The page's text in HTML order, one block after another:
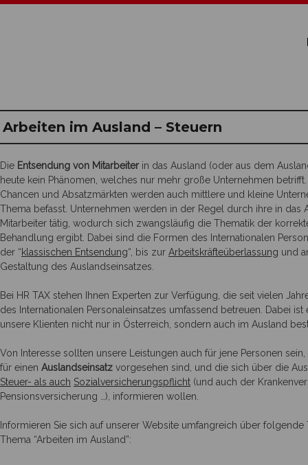
Arbeiten im Ausland – Steuern
Die Entsendung von Mitarbeiterin das Ausland (oder aus dem
heute kein Phänomen, welches nur mehr große Unternehmen
Chancen und Absatzmärkten werden auch mittlere und kleine
Thema befasst. Unternehmen werden in der Regel durch ihre in das
Mitarbeiter tätig, wodurch sich zwangsläufig die Thematik der
Behandlung ergibt. Dabei sind die Formen des Internationalen
der “klassischen Entsendung“, bis zur Arbeitskräfteüberlassung und
Gestaltung des Auslandseinsatzes.
Bei HR TAX stehen Ihnen Experten zur Verfügung, die seit vielen
des Internationalen Personaleinsatzes umfassend betreuen. Dabei ist
unsere Klienten nicht nur in Österreich, sondern auch im Ausland
Von Interesse sollten unsere Leistungen auch für jene Personen
für einen Auslandseinsatz vorgesehen sind, und die sich über die
Steuer- als auch Sozialversicherungspflicht (und auch der
Pensionsversicherung …), informieren wollen.
Informieren Sie sich auf unserer Website umfangreich über
Thema “Arbeiten im Ausland”: